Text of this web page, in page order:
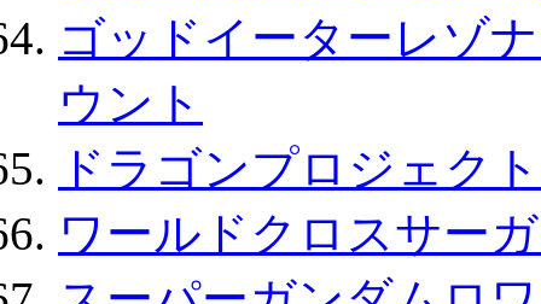
ゴッドイーターレゾ
ウント
ドラゴンプロジェク
ワールドクロスサー